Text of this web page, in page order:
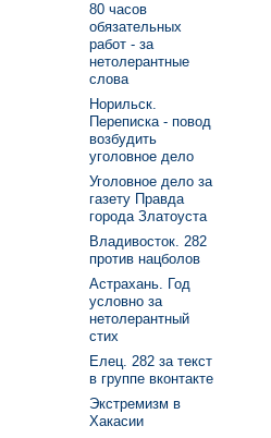
80 часов
обязательных
работ - за
нетолерантные
слова
Норильск.
Переписка - повод
возбудить
уголовное дело
Уголовное дело за
газету Правда
города Златоуста
Владивосток. 282
против нацболов
Астрахань. Год
условно за
нетолерантный
стих
Елец. 282 за текст
в группе вконтакте
Экстремизм в
Хакасии